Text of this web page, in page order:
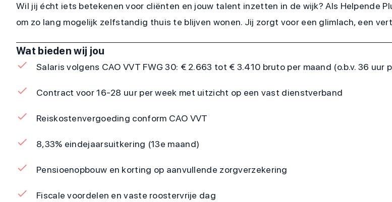
Wil jij écht iets betekenen voor cliënten en jouw talent inzetten in de wijk? Als Helpende
om zo lang mogelijk zelfstandig thuis te blijven wonen. Jij zorgt voor een glimlach, een
Wat bieden wij jou
Salaris volgens CAO VVT FWG 30: € 2.663 tot € 3.410 bruto per maand (o.b.v. 36 uur
Contract voor 16-28 uur per week met uitzicht op een vast dienstverband
Reiskostenvergoeding conform CAO VVT
8,33% eindejaarsuitkering (13e maand)
Pensioenopbouw en korting op aanvullende zorgverzekering
Fiscale voordelen en vaste roostervrije dag